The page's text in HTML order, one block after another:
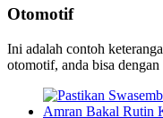
Otomotif
Ini adalah contoh
otomotif, anda bisa